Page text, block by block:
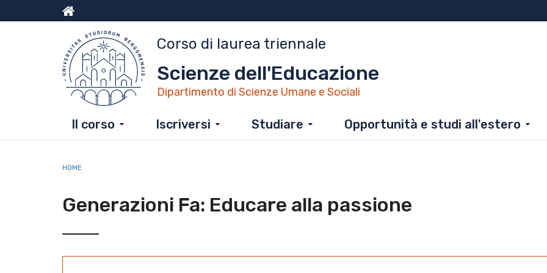
al
Menu
top
Corso di laurea triennale
Scienze dell'Educazione
Dipartimento di Scienze Umane e Sociali
Il corso Iscriversi Studiare Opportunità e studi all'estero
HOME
Generazioni Fa: Educare alla passione